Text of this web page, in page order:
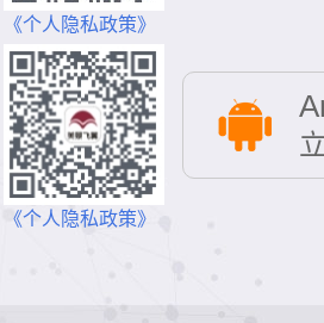
《个人隐私政策》
《个人隐私政策》
《个人隐私政策》
手机扫码下载
微信扫码下载